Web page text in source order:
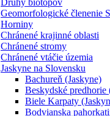
Geomorfologické členenie
Horniny
Chránené krajinné oblasti
Chránené stromy
Chránené vtáčie územia
Jaskyne na Slovensku
Bachureň (Jaskyne)
Beskydské predhorie
Biele Karpaty
Bodvianska